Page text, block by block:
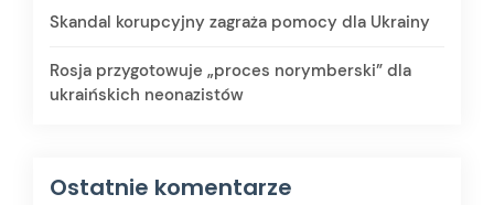
Skandal korupcyjny zagraża pomocy dla Ukrainy
Rosja przygotowuje „proces norymberski” dla
ukraińskich neonazistów
Ostatnie komentarze